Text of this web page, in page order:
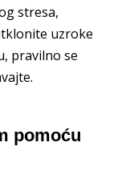
stresa,
uzroke
pravilno se
pomoću